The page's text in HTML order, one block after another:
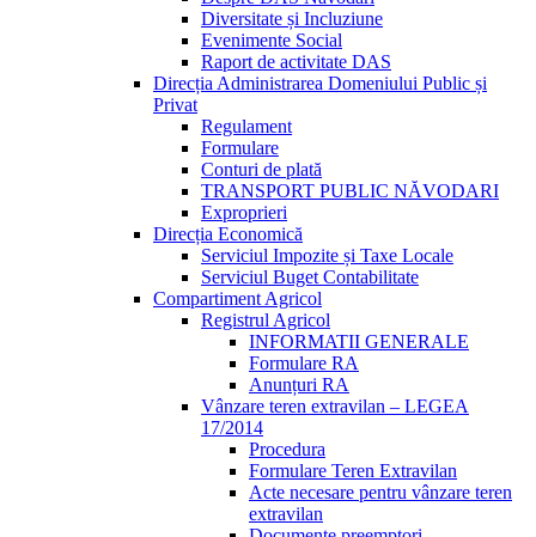
Diversitate și Incluziune
Evenimente Social
Raport de activitate DAS
Direcția Administrarea Domeniului Public și
Privat
Regulament
Formulare
Conturi de plată
TRANSPORT PUBLIC NĂVODARI
Exproprieri
Direcția Economică
Serviciul Impozite și Taxe Locale
Serviciul Buget Contabilitate
Compartiment Agricol
Registrul Agricol
INFORMATII GENERALE
Formulare RA
Anunțuri RA
Vânzare teren extravilan – LEGEA
17/2014
Procedura
Formulare Teren Extravilan
Acte necesare pentru vânzare teren
extravilan